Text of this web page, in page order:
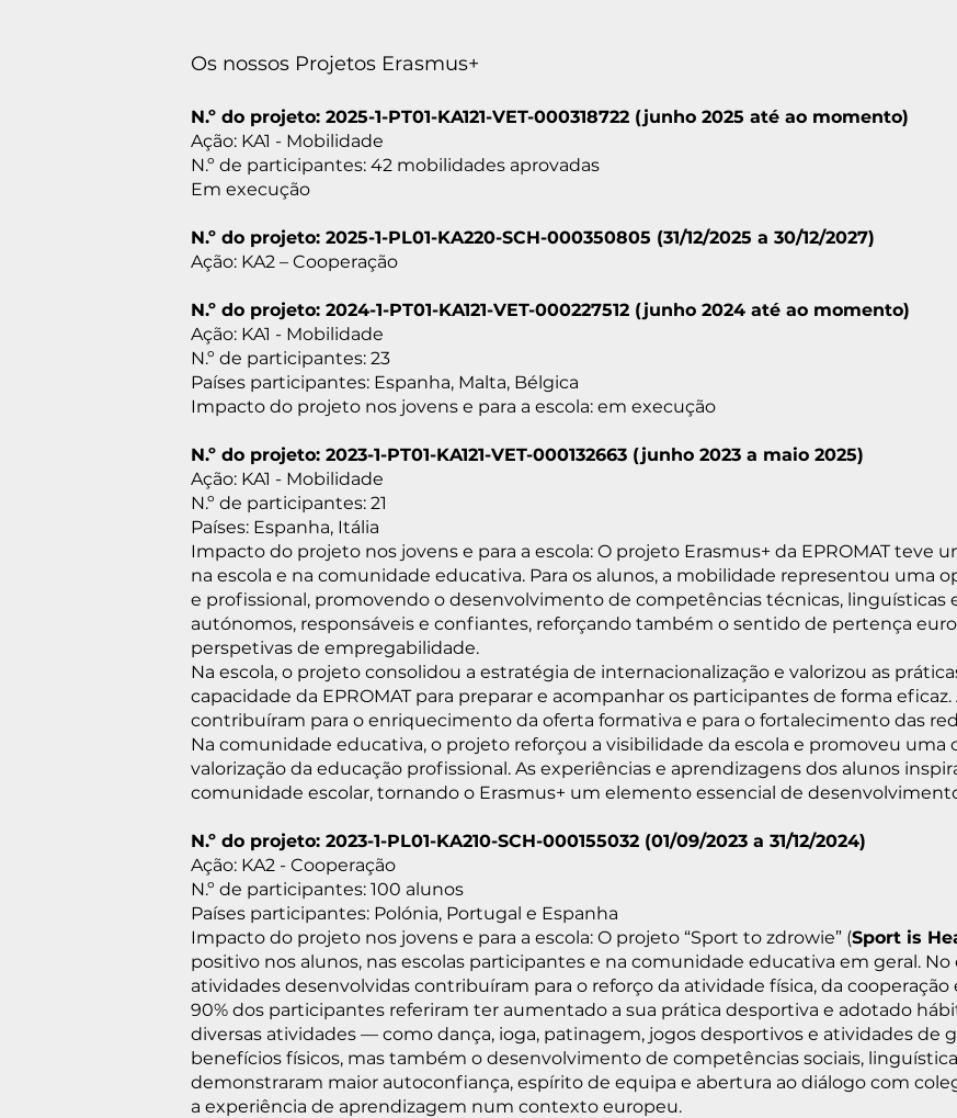
Os nossos Projetos Erasmus+
N.º do projeto: 2025-1-PT01-KA121-VET-000318722 (junho 2025 até ao momento)
Ação: KA1 - Mobilidade
N.º de participantes: 42 mobilidades aprovadas
Em execução
N.º do projeto: 2025-1-PL01-KA220-SCH-000350805 (31/12/2025 a 30/12/2027)
Ação: KA2 – Cooperação
N.º do projeto: 2024-1-PT01-KA121-VET-000227512 (junho 2024 até ao momento)
Ação: KA1 - Mobilidade
N.º de participantes: 23
Países participantes: Espanha, Malta, Bélgica
Impacto do projeto nos jovens e para a escola: em execução
N.º do projeto: 2023-1-PT01-KA121-VET-000132663 (junho 2023 a maio 2025)
Ação: KA1 - Mobilidade
N.º de participantes: 21
Países: Espanha, Itália
Impacto do projeto nos jovens e para a escola: O projeto Erasmus+ da EPROMAT teve
na escola e na comunidade educativa. Para os alunos, a mobilidade representou uma
e profissional, promovendo o desenvolvimento de competências técnicas, linguísticas
autónomos, responsáveis e confiantes, reforçando também o sentido de pertença
perspetivas de empregabilidade.
Na escola, o projeto consolidou a estratégia de internacionalização e valorizou as
capacidade da EPROMAT para preparar e acompanhar os participantes de forma
contribuíram para o enriquecimento da oferta formativa e para o fortalecimento das
Na comunidade educativa, o projeto reforçou a visibilidade da escola e promoveu uma
valorização da educação profissional. As experiências e aprendizagens dos alunos
comunidade escolar, tornando o Erasmus+ um elemento essencial de
N.º do projeto: 2023-1-PL01-KA210-SCH-000155032 (01/09/2023 a 31/12/2024)
Ação: KA2 - Cooperação
N.º de participantes: 100 alunos
Países participantes: Polónia, Portugal e Espanha
Impacto do projeto nos jovens e para a escola: O projeto “Sport to zdrowie” (Sport is
positivo nos alunos, nas escolas participantes e na comunidade educativa em geral. No
atividades desenvolvidas contribuíram para o reforço da atividade física, da cooperação
90% dos participantes referiram ter aumentado a sua prática desportiva e adotado
diversas atividades — como dança, ioga, patinagem, jogos desportivos e atividades de
benefícios físicos, mas também o desenvolvimento de competências sociais,
demonstraram maior autoconfiança, espírito de equipa e abertura ao diálogo com
a experiência de aprendizagem num contexto europeu.